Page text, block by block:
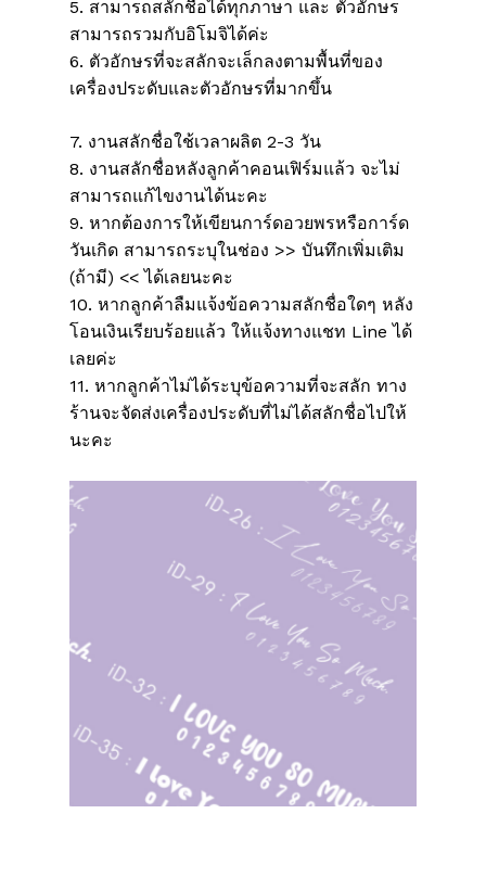
5. สามารถสลักชื่อได้ทุกภาษา และ ตัวอักษร
สามารถรวมกับอิโมจิได้ค่ะ
6. ตัวอักษรที่จะสลักจะเล็กลงตามพื้นที่ของ
เครื่องประดับและตัวอักษรที่มากขึ้น
7. งานสลักชื่อใช้เวลาผลิต 2-3 วัน
8. งานสลักชื่อหลังลูกค้าคอนเฟิร์มแล้ว จะไม่
สามารถแก้ไขงานได้นะคะ
9. หากต้องการให้เขียนการ์ดอวยพรหรือการ์ด
วันเกิด สามารถระบุในช่อง >> บันทึกเพิ่มเติม
(ถ้ามี) << ได้เลยนะคะ
10. หากลูกค้าลืมแจ้งข้อความสลักชื่อใดๆ หลัง
โอนเงินเรียบร้อยแล้ว ให้แจ้งทางแชท Line ได้
เลยค่ะ
11. หากลูกค้าไม่ได้ระบุข้อความที่จะสลัก ทาง
ร้านจะจัดส่งเครื่องประดับที่ไม่ได้สลักชื่อไปให้
นะคะ